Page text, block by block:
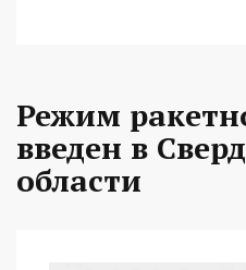
Режим
введен в
области